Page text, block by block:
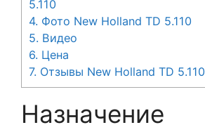
5.110
4. Фото New Holland TD 5.110
5. Видео
6. Цена
7. Отзывы New Holland TD 5.110
Назначение